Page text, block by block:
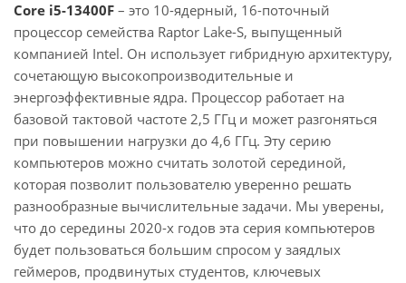
Core i5-13400F – это 10-ядерный, 16-поточный
процессор семейства Raptor Lake-S, выпущенный
компанией Intel. Он использует гибридную архитектуру,
сочетающую высокопроизводительные и
энергоэффективные ядра. Процессор работает на
базовой тактовой частоте 2,5 ГГц и может разгоняться
при повышении нагрузки до 4,6 ГГц. Эту серию
компьютеров можно считать золотой серединой,
которая позволит пользователю уверенно решать
разнообразные вычислительные задачи. Мы уверены,
что до середины 2020-х годов эта серия компьютеров
будет пользоваться большим спросом у заядлых
геймеров, продвинутых студентов, ключевых